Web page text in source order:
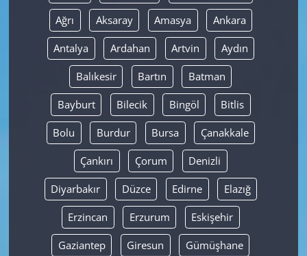
Ağrı Aksaray Amasya Ankara
Antalya Ardahan Artvin Aydın
Balıkesir Bartın Batman
Bayburt Bilecik Bingöl Bitlis
Bolu Burdur Bursa Çanakkale
Çankırı Çorum Denizli
Diyarbakır Düzce Edirne Elazığ
Erzincan Erzurum Eskişehir
Gaziantep Giresun Gümüşhane